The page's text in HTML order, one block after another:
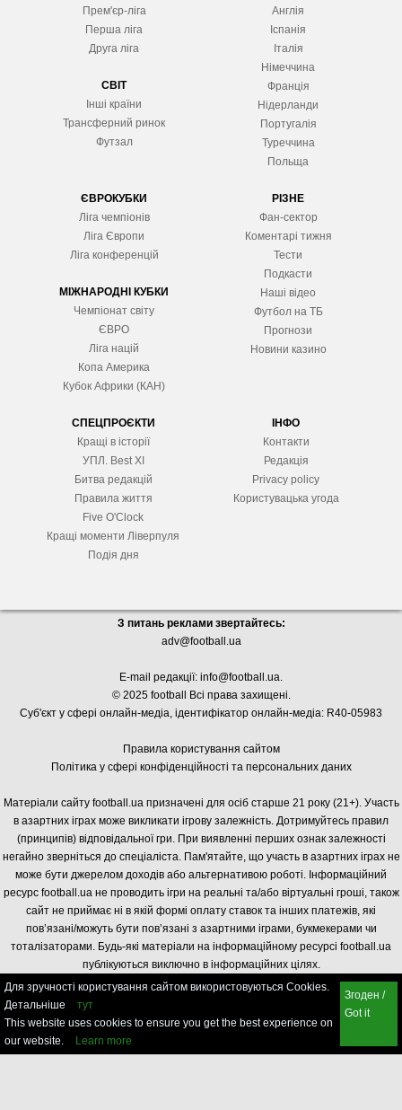
Прем'єр-ліга
Перша ліга
Друга ліга
СВІТ
Інші країни
Трансферний ринок
Футзал
Англія
Іспанія
Італія
Німеччина
Франція
Нідерланди
Португалія
Туреччина
Польща
ЄВРОКУБКИ
Ліга чемпіонів
Ліга Європи
Ліга конференцій
МІЖНАРОДНІ КУБКИ
Чемпіонат світу
ЄВРО
Ліга націй
Копа Америка
Кубок Африки (КАН)
РІЗНЕ
Фан-сектор
Коментарі тижня
Тести
Подкасти
Наші відео
Футбол на ТБ
Прогнози
Новини казино
СПЕЦПРОЄКТИ
Кращі в історії
УПЛ. Best XІ
Битва редакцій
Правила життя
Five O'Clock
Кращі моменти Ліверпуля
Подія дня
ІНФО
Контакти
Редакція
Privacy policy
Користувацька угода
З питань реклами звертайтесь:
adv@football.ua
E-mail редакції: info@football.ua.
© 2025 football Всі права захищені.
Суб'єкт у сфері онлайн-медіа, ідентифікатор онлайн-медіа: R40-05983
Правила користування сайтом
Політика у сфері конфіденційності та персональних даних
Матеріали сайту football.ua призначені для осіб старше 21 року (21+). Участь
в азартних іграх може викликати ігрову залежність. Дотримуйтесь правил
(принципів) відповідальної гри. При виявленні перших ознак залежності
негайно зверніться до спеціаліста. Пам'ятайте, що участь в азартних іграх не
може бути джерелом доходів або альтернативою роботі. Інформаційний
ресурс football.ua не проводить ігри на реальні та/або віртуальні гроші, також
сайт не приймає ні в якій формі оплату ставок та інших платежів, які
пов’язані/можуть бути пов’язані з азартними іграми, букмекерами чи
тоталізаторами. Будь-які матеріали на інформаційному ресурсі football.ua
публікуються виключно в інформаційних цілях.
Для зручності користування сайтом використовуються Cookies.
Детальніше
тут
This website uses cookies to ensure you get the best experience on
our website.
Learn more
Згоден /
Got it